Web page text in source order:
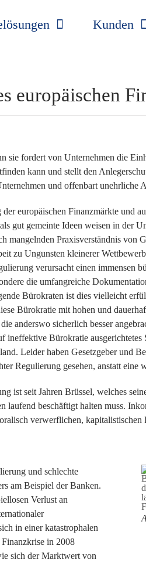
Kunden
europäischen
sie fordert von Unternehmen die
kann und stellt den
und offenbart
europäischen Finanzmärkte und
gut gemeinte Ideen weisen in der
mangelnden Praxisverständnis von
zu Ungunsten kleinerer
verursacht einen immensen
die umfangreiche
Bürokraten ist dies vielleicht
Bürokratie mit hohen und
anderswo sicherlich besser
ineffektive Bürokratie
Leider haben Gesetzgeber und
Regulierung gesehen, anstatt
ist seit Jahren Brüssel, welches
laufend beschäftigt halten muss.
verwerflichen,
und schlechte
am Beispiel der Banken.
Verlust an
in einer katastrophalen
in 2008
sich der Marktwert von